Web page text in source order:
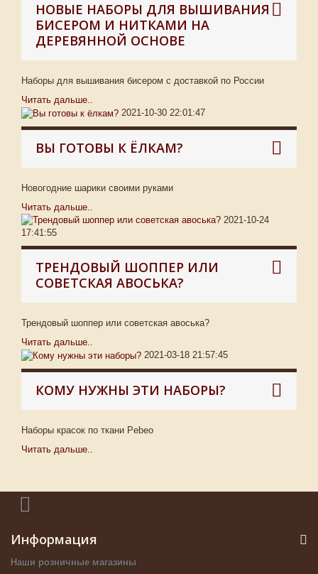
НОВЫЕ НАБОРЫ ДЛЯ ВЫШИВАНИЯ
БИСЕРОМ И НИТКАМИ НА
ДЕРЕВЯННОЙ ОСНОВЕ
Наборы для вышивания бисером с доставкой по России
Читать дальше..
2021-10-30 22:01:47
ВЫ ГОТОВЫ К ЁЛКАМ?
Новогодние шарики своими руками
Читать дальше..
2021-10-24
17:41:55
ТРЕНДОВЫЙ ШОППЕР ИЛИ
СОВЕТСКАЯ АВОСЬКА?
Трендовый шоппер или советская авоська?
Читать дальше..
2021-03-18 21:57:45
КОМУ НУЖНЫ ЭТИ НАБОРЫ?
Наборы красок по ткани Pebeo
Читать дальше..
Информация
Наши розничные магазины